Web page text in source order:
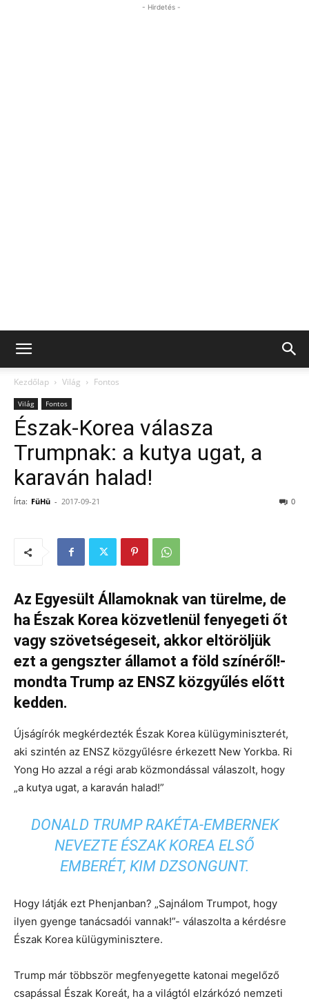
- Hirdetés -
Kezdőlap Világ Fontos
Világ Fontos
Észak-Korea válasza
Trumpnak: a kutya ugat, a
karaván halad!
Írta: FüHü - 2017-09-21 0
Az Egyesült Államoknak van türelme, de
ha Észak Korea közvetlenül fenyegeti őt
vagy szövetségeseit, akkor eltöröljük
ezt a gengszter államot a föld színéről!-
mondta Trump az ENSZ közgyűlés előtt
kedden.
Újságírók megkérdezték Észak Korea külügyminiszterét,
aki szintén az ENSZ közgyűlésre érkezett New Yorkba. Ri
Yong Ho azzal a régi arab közmondással válaszolt, hogy
„a kutya ugat, a karaván halad!”
DONALD TRUMP RAKÉTA-EMBERNEK
NEVEZTE ÉSZAK KOREA ELSŐ
EMBERÉT, KIM DZSONGUNT.
Hogy látják ezt Phenjanban? „Sajnálom Trumpot, hogy
ilyen gyenge tanácsadói vannak!”- válaszolta a kérdésre
Észak Korea külügyminisztere.
Trump már többször megfenyegette katonai megelőző
csapással Észak Koreát, ha a világtól elzárkózó nemzeti